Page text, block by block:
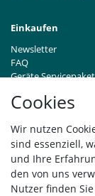
Cookies
Wir nutzen
sind essenziell,
und Ihre
den von uns
Nutzer finden
Einkaufen
Newsletter
FAQ
Geräte Servicepaket
Händleranfragen B2B
Widerrufsrecht
Vertrag widerrufen
Versand